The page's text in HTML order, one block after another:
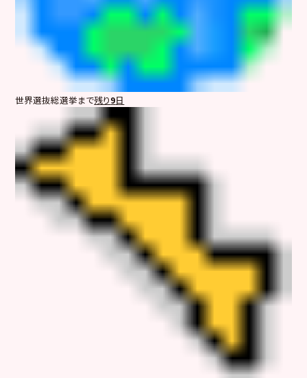
世界選抜総選挙まで残り9日